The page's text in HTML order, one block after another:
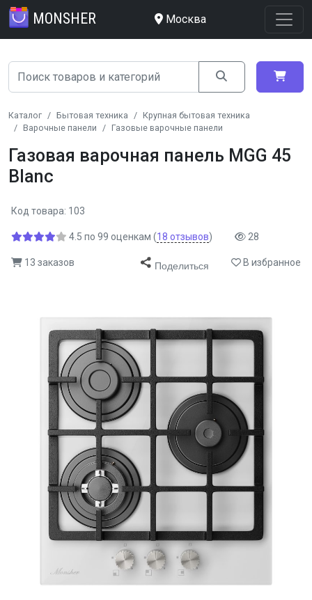
MONSHER Москва
Каталог Бытовая техника
Крупная бытовая техника
Варочные панели
Газовые варочные панели
Газовая варочная панель MGG 45
Blanc
Код товара: 103
4.5 по 99 оценкам (18 отзывов) 28
13 заказов Поделиться В избранное